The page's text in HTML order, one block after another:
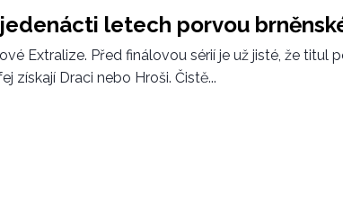
letech porvou
Extralize. Před finálovou sérií je už jisté, že titul
získají Draci nebo Hroši. Čistě...